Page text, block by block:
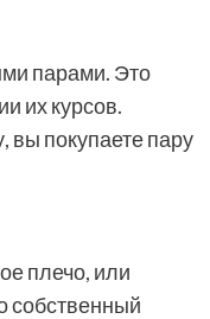
парами. Это
их курсов.
вы покупаете пару
плечо, или
собственный